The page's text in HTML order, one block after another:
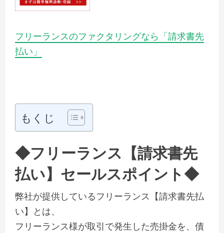
フリーランスのファクタリングなら「請求書先
払い」
もくじ
◆フリーランス【請求書先
払い】セールスポイント◆
弊社が提供しているフリーランス【請求書先払
い】とは、
フリーランス様が取引で発生した売掛金を、債